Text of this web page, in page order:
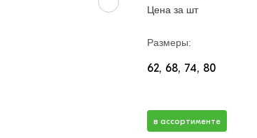
Цена за шт
Размеры:
62 68 74 80
в ассортименте